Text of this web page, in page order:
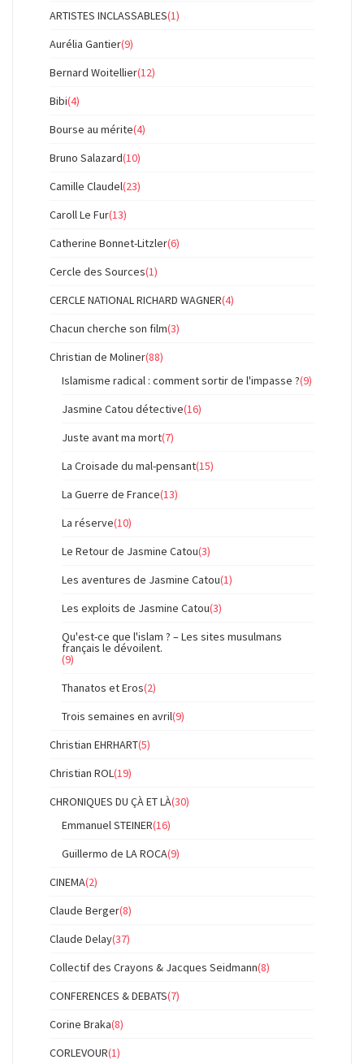
ARTISTES INCLASSABLES(1)
Aurélia Gantier(9)
Bernard Woitellier(12)
Bibi(4)
Bourse au mérite(4)
Bruno Salazard(10)
Camille Claudel(23)
Caroll Le Fur(13)
Catherine Bonnet-Litzler(6)
Cercle des Sources(1)
CERCLE NATIONAL RICHARD WAGNER(4)
Chacun cherche son film(3)
Christian de Moliner(88)
Islamisme radical : comment sortir de l'impasse ?(9)
Jasmine Catou détective(16)
Juste avant ma mort(7)
La Croisade du mal-pensant(15)
La Guerre de France(13)
La réserve(10)
Le Retour de Jasmine Catou(3)
Les aventures de Jasmine Catou(1)
Les exploits de Jasmine Catou(3)
Qu'est-ce que l'islam ? – Les sites musulmans
français le dévoilent.
(9)
Thanatos et Eros(2)
Trois semaines en avril(9)
Christian EHRHART(5)
Christian ROL(19)
CHRONIQUES DU ÇÀ ET LÀ(30)
Emmanuel STEINER(16)
Guillermo de LA ROCA(9)
CINEMA(2)
Claude Berger(8)
Claude Delay(37)
Collectif des Crayons & Jacques Seidmann(8)
CONFERENCES & DEBATS(7)
Corine Braka(8)
CORLEVOUR(1)